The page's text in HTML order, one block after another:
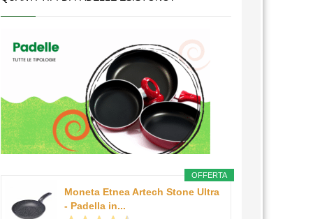
OFFERTA
Moneta Etnea Artech Stone Ultra
- Padella in...